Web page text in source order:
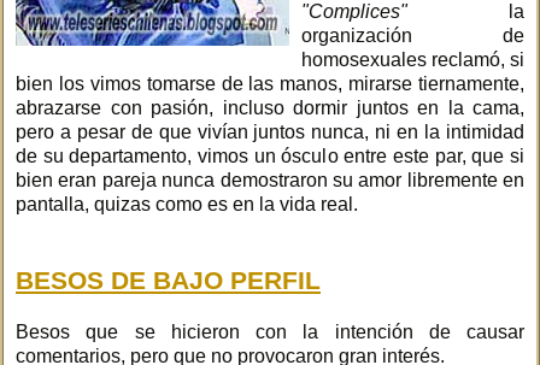
"Complices"la
organización de
homosexuales reclamó, si
bien los vimos tomarse de las manos, mirarse tiernamente,
abrazarse con pasión, incluso dormir juntos en la cama,
pero a pesar de que vivían juntos nunca, ni en la intimidad
de su departamento, vimos un ósculo entre este par, que si
bien eran pareja nunca demostraron su amor libremente en
pantalla, quizas como es en la vida real.
BESOS DE BAJO PERFIL
Besos que se hicieron con la intención de causar
comentarios, pero que no provocaron gran interés.